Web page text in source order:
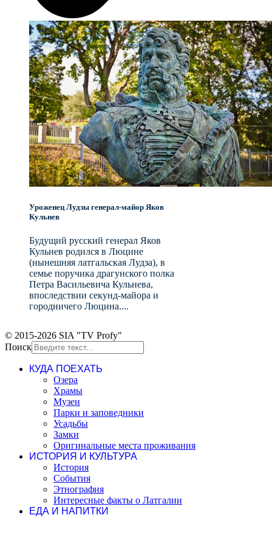
Уроженец Лудзы генерал-майор Яков
Кульнев
Будущий русский генерал Яков
Кульнев родился в Люцине
(нынешняя латгальская Лудза), в
семье поручика драгунского полка
Петра Васильевича Кульнева,
впоследствии секунд-майора и
городничего Люцина....
© 2015-2026 SIA "TV Profy"
Поиск
КУДА ПОЕХАТЬ
Озера
Храмы
Музеи
Парки и заповедники
Усадьбы
Замки
Оригинальные места проживания
ИСТОРИЯ И КУЛЬТУРА
История
События
Этнография
Интересные факты о Латгалии
ЕДА И НАПИТКИ